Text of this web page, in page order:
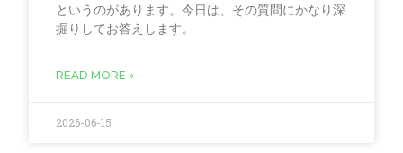
というのがあります。今日は、その質問にかなり深
掘りしてお答えします。
READ MORE »
2026-06-15